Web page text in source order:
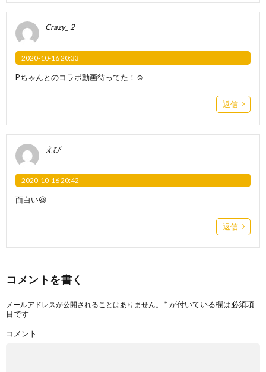
Crazy_ 2
2020-10-16 20:33
Pちゃんとのコラボ動画待ってた！☺️
返信
えび
2020-10-16 20:42
面白い😆
返信
コメントを書く
メールアドレスが公開されることはありません。 *が付いている欄は必須項
目です
コメント